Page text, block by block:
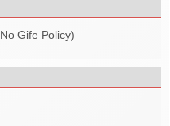
Gife Policy)